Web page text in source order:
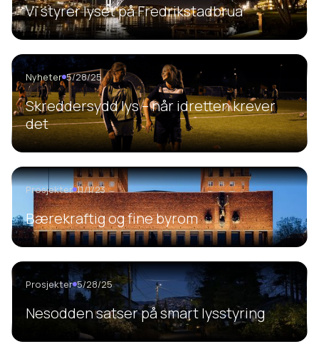
Vi styrer lyset på Fredrikstadbrua
Nyheter 5/28/25
Skreddersydd lys – når idretten krever
det
Prosjekter 11/1/23
Bærekraftig og fine byrom
Prosjekter 5/28/25
Nesodden satser på smart lysstyring